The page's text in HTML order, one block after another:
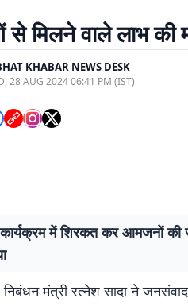
मिलने वाले लाभ की
KHABAR NEWS DESK
28 AUG 2024 06:41 PM (IST)
में शिरकत कर आमजनों
निबंधन मंत्री रत्नेश सादा ने